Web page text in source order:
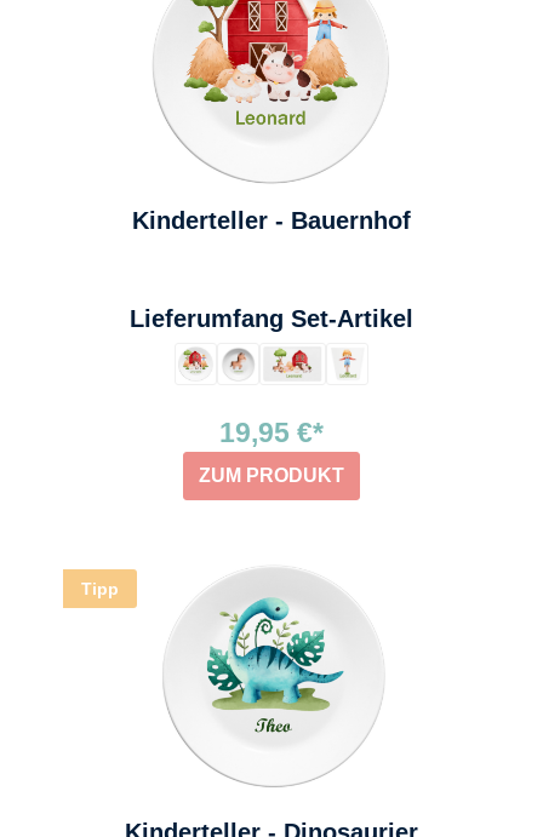
Kinderteller - Bauernhof
Lieferumfang Set-Artikel
19,95 €*
ZUM PRODUKT
Tipp